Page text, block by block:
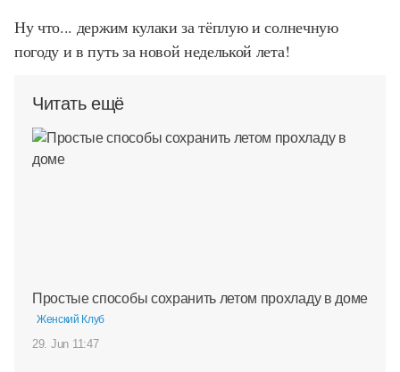
Ну что... держим кулаки за тёплую и солнечную
погоду и в путь за новой неделькой лета!
Читать ещё
Простые способы сохранить летом прохладу в доме
Женский Клуб
29. Jun 11:47